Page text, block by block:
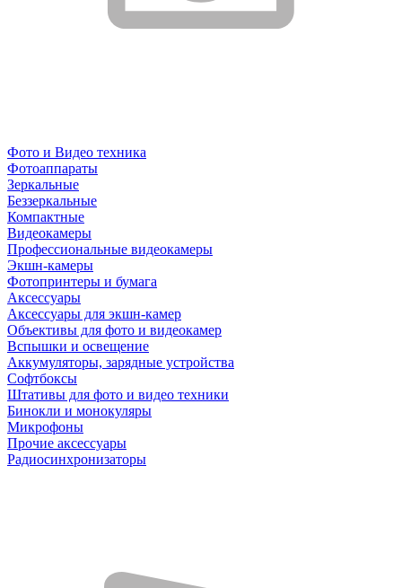
Фото и Видео техника
Фотоаппараты
Зеркальные
Беззеркальные
Компактные
Видеокамеры
Профессиональные видеокамеры
Экшн-камеры
Фотопринтеры и бумага
Аксессуары
Аксессуары для экшн-камер
Объективы для фото и видеокамер
Вспышки и освещение
Аккумуляторы, зарядные устройства
Софтбоксы
Штативы для фото и видео техники
Бинокли и монокуляры
Микрофоны
Прочие аксессуары
Радиосинхронизаторы